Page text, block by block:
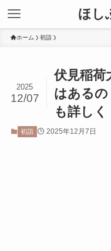
ほし
ホーム 初詣
伏見稲荷
はあるの
も詳しく
2025
12/07
初詣 2025年12月7日